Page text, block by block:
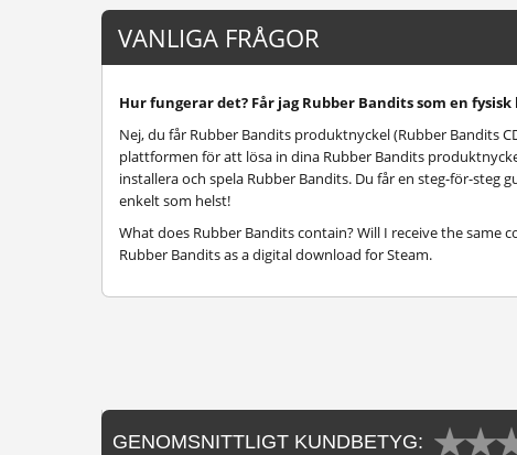
VANLIGA FRÅGOR
Hur fungerar det? Får jag Rubber Bandits som en fysisk
Nej, du får Rubber Bandits produktnyckel (Rubber Bandits
plattformen för att lösa in dina Rubber Bandits
installera och spela Rubber Bandits. Du får en steg-för-
enkelt som helst!
What does Rubber Bandits contain? Will I receive the same
Rubber Bandits as a digital download for Steam.
GENOMSNITTLIGT KUNDBETYG: